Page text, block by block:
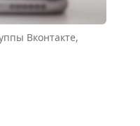
Вконтакте,